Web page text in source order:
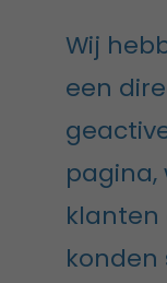
Wij
een
pagina,
klanten
konden